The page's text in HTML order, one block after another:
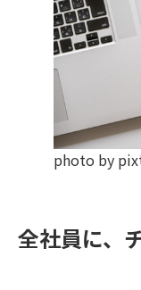
photo by
全社員に、